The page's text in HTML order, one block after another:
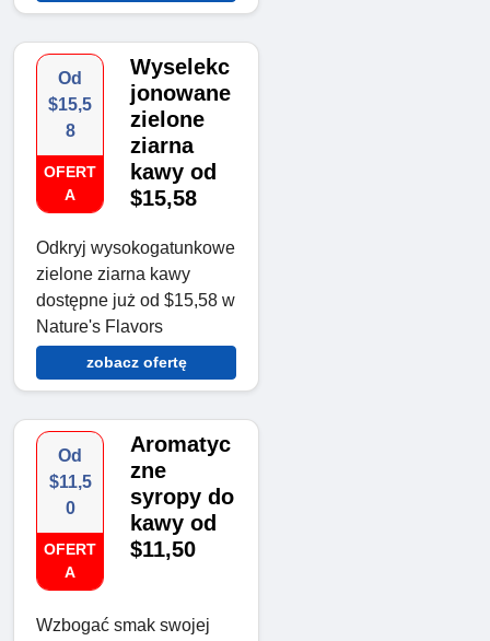
Od
$15,5
8
OFERT
A
Wyselekc
jonowane
zielone
ziarna
kawy od
$15,58
Odkryj wysokogatunkowe
zielone ziarna kawy
dostępne już od $15,58 w
Nature's Flavors
zobacz ofertę
Od
$11,5
0
OFERT
A
Aromatyc
zne
syropy do
kawy od
$11,50
Wzbogać smak swojej